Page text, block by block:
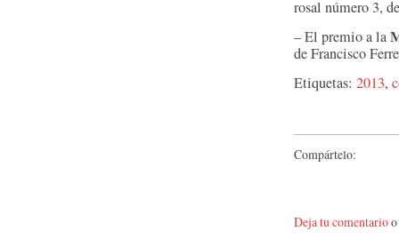
rosal número 3,
– El premio a la
de Francisco
Etiquetas: 2013,
Compártelo:
Deja tu comentario